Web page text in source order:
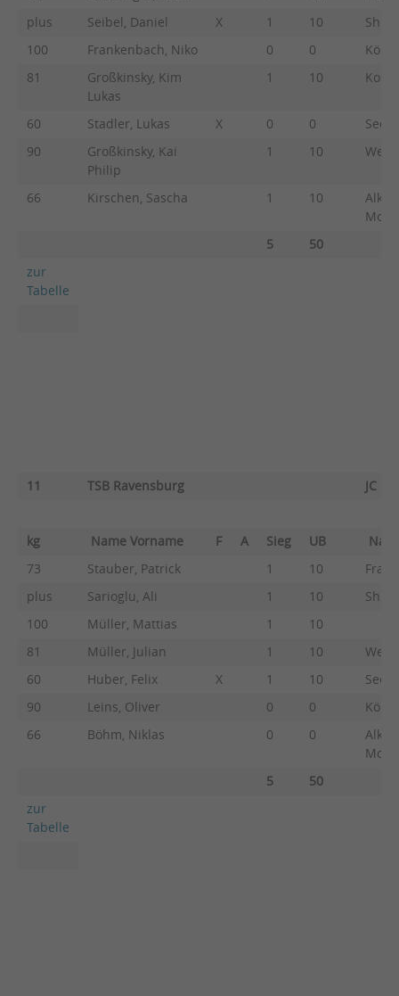
plus
Seibel, Daniel X 1 10
100
Frankenbach, Niko 0 0
81
Großkinsky, Kim
Lukas
1 10
60 Stadler, Lukas X 0 0
90
Großkinsky, Kai
Philip
1 10
66 Kirschen, Sascha 1 10
5
50
zur
Tabelle
11 TSB Ravensburg JC
kg Name Vorname F A Sieg UB
73
Stauber, Patrick 1 10
plus
Sarioglu, Ali 1 10
100
Müller, Mattias 1
10
81
Müller, Julian 1 10
60
Huber, Felix X 1 10
90
Leins, Oliver 0 0
66
Böhm, Niklas 0 0
5
50
zur
Tabelle